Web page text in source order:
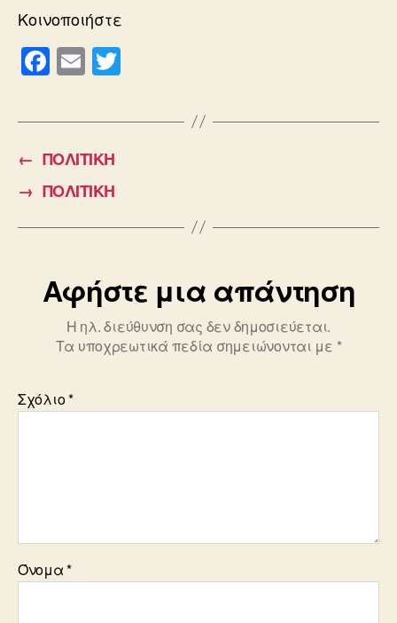
Κοινοποιήστε
F
a
c
e
b
o
o
E
m
ailtt
← ΠΟΛΙΤΙΚΗ
→ ΠΟΛΙΤΙΚΗ
Αφήστε μια απάντηση
Η ηλ. διεύθυνση σας δεν δημοσιεύεται.
Τα υποχρεωτικά πεδία σημειώνονται με *
Σχόλιο*
Όνομα*